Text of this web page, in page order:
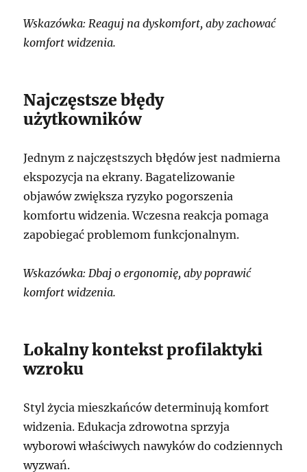
Wskazówka: Reaguj na dyskomfort, aby zachować
komfort widzenia.
Najczęstsze błędy
użytkowników
Jednym z najczęstszych błędów jest nadmierna
ekspozycja na ekrany. Bagatelizowanie
objawów zwiększa ryzyko pogorszenia
komfortu widzenia. Wczesna reakcja pomaga
zapobiegać problemom funkcjonalnym.
Wskazówka: Dbaj o ergonomię, aby poprawić
komfort widzenia.
Lokalny kontekst profilaktyki
wzroku
Styl życia mieszkańców determinują komfort
widzenia. Edukacja zdrowotna sprzyja
wyborowi właściwych nawyków do codziennych
wyzwań.